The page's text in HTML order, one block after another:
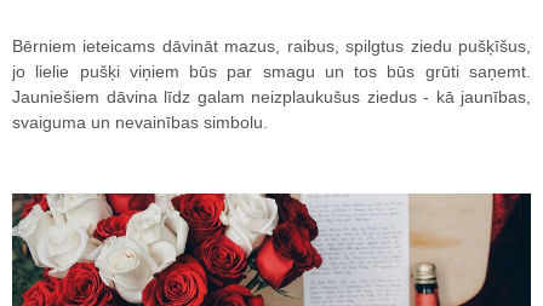
Bērniem ieteicams dāvināt mazus, raibus, spilgtus ziedu pušķīšus,
jo lielie pušķi viņiem būs par smagu un tos būs grūti saņemt.
Jauniešiem dāvina līdz galam neizplaukušus ziedus - kā jaunības,
svaiguma un nevainības simbolu.